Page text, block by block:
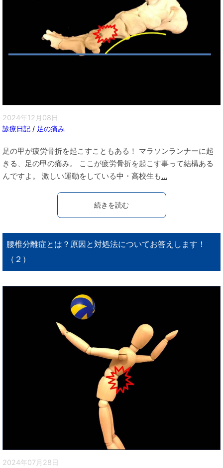
2024年12月08日
診療日記 / 足の痛み
足の甲が疲労骨折を起こすこともある！ マラソンランナーに起
きる、足の甲の痛み。 ここが疲労骨折を起こす事って結構ある
んですよ。 激しい運動をしている中・高校生も...
続きを読む
腰椎分離症とは？原因と対処法についてお答えします！
（２）
2024年07月28日